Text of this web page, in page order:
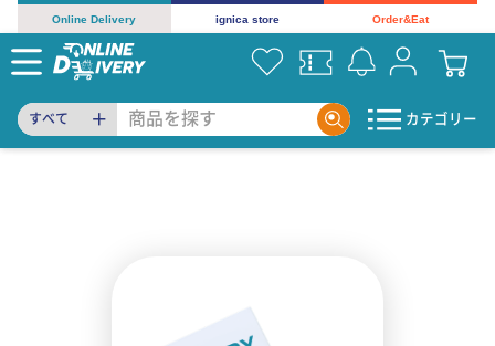
Online Delivery ignica store Order&Eat
すべて カテゴリー